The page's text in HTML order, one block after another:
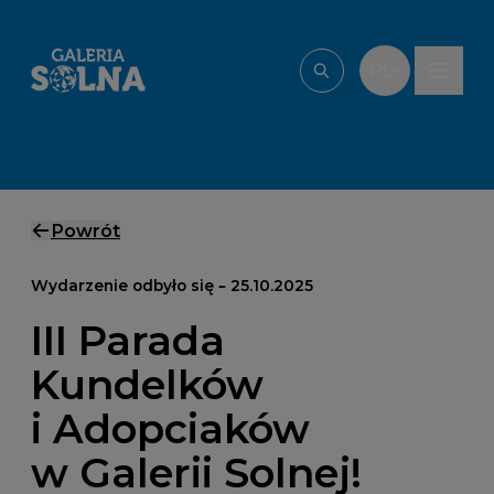
Wpisz, czego
Powrót
Wydarzenie odbyło się – 25.10.2025
III Parada
Kundelków
i Adopciaków
w Galerii Solnej!